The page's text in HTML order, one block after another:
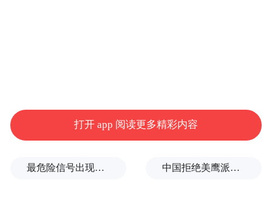
下午两点整，研学团一行身着统一工装，走
声鼎沸、油污遍地的印象截然不同，这里的
打开 app 阅读更多精彩内容
最危险信号出现！全球能源大动脉岌岌可危 中国拒绝美鹰派副防长访华？弦外之音被热议